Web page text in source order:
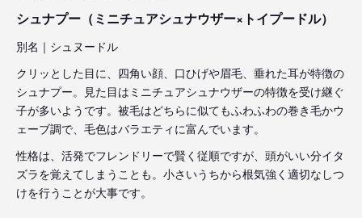
シュナプー（ミニチュアシュナウザー×トイプードル）
別名｜シュヌードル
クリッとした目に、四角い顔、口ひげや眉毛、垂れた耳が特徴の
シュナプー。見た目はミニチュアシュナウザーの特徴を受け継ぐ
子が多いようです。被毛はどちらに似てもふわふわの巻き毛かウ
ェーブ調で、毛色はバラエティに富んでいます。
性格は、活発でフレンドリーで賢く従順ですが、頭がいい分イタ
ズラを覚えてしまうことも。小さいうちから根気強く適切なしつ
けを行うことが大事です。